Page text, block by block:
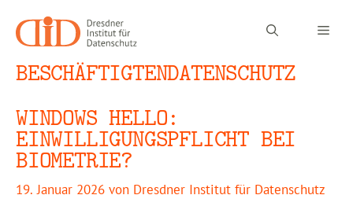
Inhalt
springen
BESCHÄFTIGTENDATENSCHUTZ
WINDOWS HELLO:
EINWILLIGUNGSPFLICHT BEI
BIOMETRIE?
19. Januar 2026 von Dresdner Institut für Datenschutz